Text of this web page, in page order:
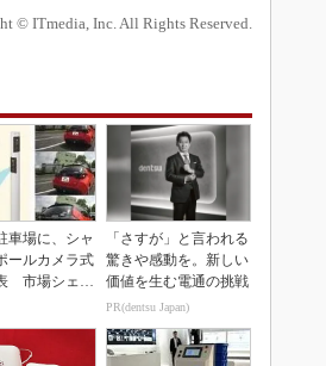
© ITmedia, Inc. All Rights Reserved.
車場に、シャ
ールカメラ式
市場シェア
「さすが」と言われる
驚きや感動を。新しい
価値を生む電通の挑戦
PR(dentsu Japan)